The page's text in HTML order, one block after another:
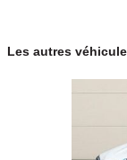
d’occasion.
réseau de 250
Les autres